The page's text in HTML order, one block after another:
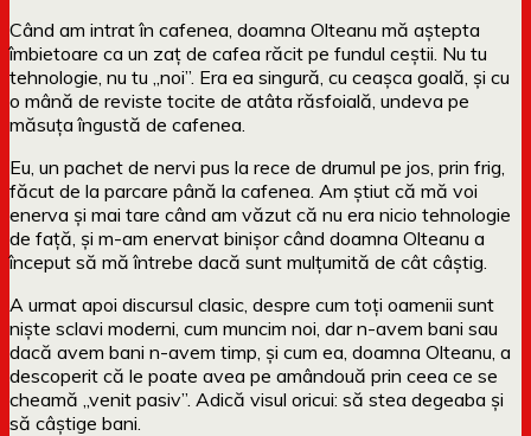
Când am intrat în cafenea, doamna Olteanu mă aștepta
îmbietoare ca un zaț de cafea răcit pe fundul ceștii. Nu tu
tehnologie, nu tu „noi”. Era ea singură, cu ceașca goală, și cu
o mână de reviste tocite de atâta răsfoială, undeva pe
măsuța îngustă de cafenea.
Eu, un pachet de nervi pus la rece de drumul pe jos, prin frig,
făcut de la parcare până la cafenea. Am știut că mă voi
enerva și mai tare când am văzut că nu era nicio tehnologie
de față, și m-am enervat binișor când doamna Olteanu a
început să mă întrebe dacă sunt mulțumită de cât câștig.
A urmat apoi discursul clasic, despre cum toți oamenii sunt
niște sclavi moderni, cum muncim noi, dar n-avem bani sau
dacă avem bani n-avem timp, și cum ea, doamna Olteanu, a
descoperit că le poate avea pe amândouă prin ceea ce se
cheamă „venit pasiv”. Adică visul oricui: să stea degeaba și
să câștige bani.